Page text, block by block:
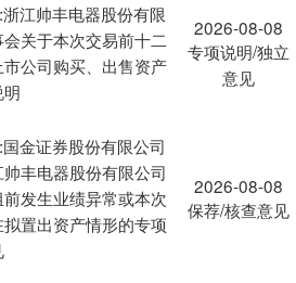
江帅丰电器股份有限
关于本次交易前十二
公司购买、出售资产
2026-08-08
专项说明/独立
意见
金证券股份有限公司
丰电器股份有限公司
发生业绩异常或本次
置出资产情形的专项
2026-08-08
保荐/核查意见